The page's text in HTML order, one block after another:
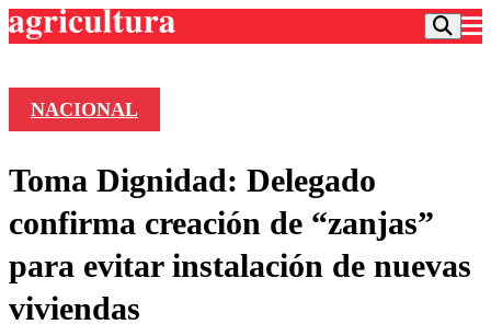
Frecuencias
Agricultura TV
Deportes
Colo Colo
Motor
Entretención
Vida Social
NACIONAL
Toma Dignidad: Delegado
confirma creación de “zanjas”
para evitar instalación de nuevas
viviendas